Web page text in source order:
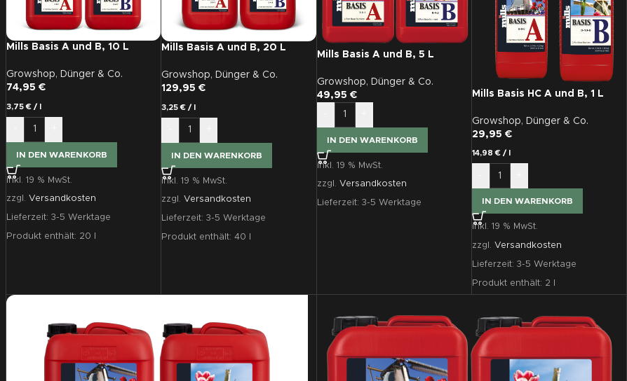
Mills Basis A und B, 10 L
Growshop, Dünger & Co.
74,95 €
3,75€ /
IN DEN WARENKORB
inkl. 19 % MwSt.
zzgl. Versandkosten
Lieferzeit: 3-5 Werktage
Produkt enthält: 20
Mills Basis A und B, 20 L
Growshop, Dünger & Co.
129,95€
3,25€ /
IN DEN WARENKORB
inkl. 19 % MwSt.
zzgl. Versandkosten
Lieferzeit:3-5 Werktage
Produkt enthält: 40
Mills Basis A und B, 5 L
Growshop, Dünger & Co.
49,95 €
IN DEN WARENKORB
inkl. 19 % MwSt.
zzgl. Versandkosten
Lieferzeit: 3-5 Werktage
Mills Basis HC A und B, 1 L
Growshop, Dünger & Co.
29,95 €
14,98€/
IN DEN WARENKORB
inkl. 19 % MwSt.
zzgl. Versandkosten
Lieferzeit: 3-5 Werktage
Produkt enthält: 2